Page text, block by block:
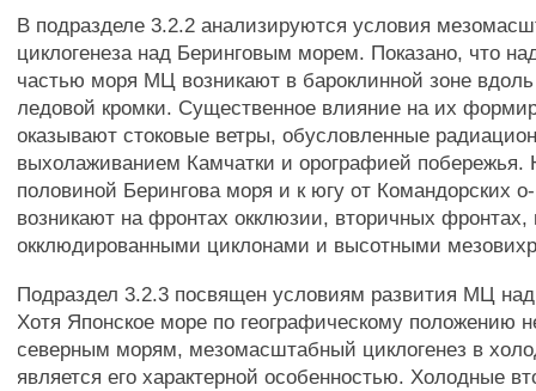
В подразделе 3.2.2 анализируются условия
циклогенеза над Беринговым морем. Показано, что
частью моря МЦ возникают в бароклинной зоне
ледовой кромки. Существенное влияние на их
оказывают стоковые ветры, обусловленные
выхолаживанием Камчатки и орографией
половиной Берингова моря и к югу от Командорских
возникают на фронтах окклюзии, вторичных
окклюдированными циклонами и высотными
Подраздел 3.2.3 посвящен условиям развития МЦ
Хотя Японское море по географическому положению
северным морям, мезомасштабный циклогенез в
является его характерной особенностью. Холодные